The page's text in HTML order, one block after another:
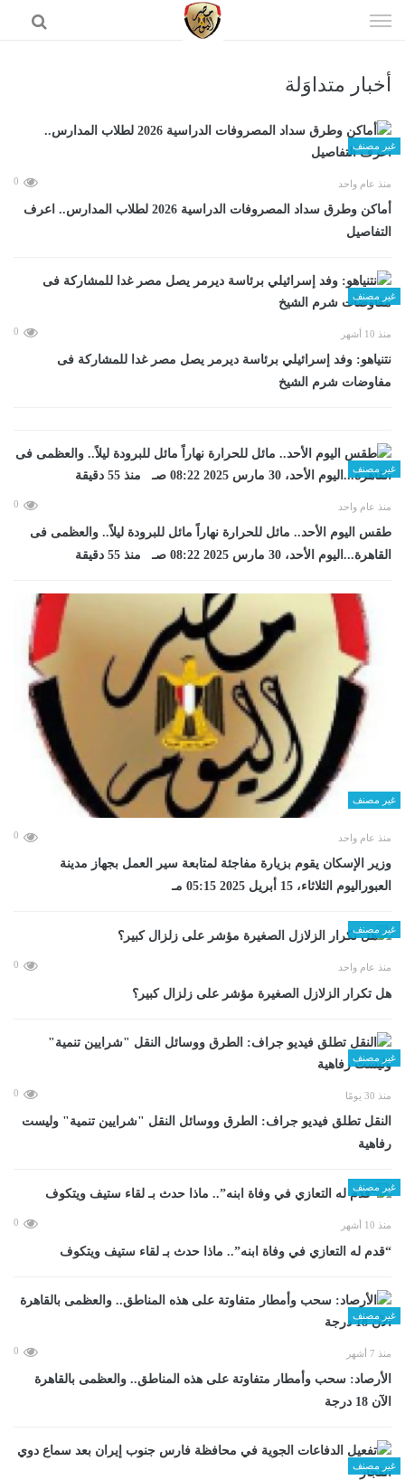
الى
أخبار متداوَلة
غير مصنف
منذ عام واحد 0
أماكن وطرق سداد المصروفات الدراسية 2026 لطلاب المدارس.. اعرف
التفاصيل
غير مصنف
منذ 10 أشهر 0
نتنياهو: وفد إسرائيلي برئاسة ديرمر يصل مصر غدا للمشاركة فى
مفاوضات شرم الشيخ
غير مصنف
منذ عام واحد 0
طقس اليوم الأحد.. مائل للحرارة نهاراً مائل للبرودة ليلاً.. والعظمى فى
القاهرة...اليوم الأحد، 30 مارس 2025 08:22 صـ منذ 55 دقيقة
غير مصنف
منذ عام واحد 0
وزير الإسكان يقوم بزيارة مفاجئة لمتابعة سير العمل بجهاز مدينة
العبوراليوم الثلاثاء، 15 أبريل 2025 05:15 مـ
غير مصنف
منذ عام واحد 0
هل تكرار الزلازل الصغيرة مؤشر على زلزال كبير؟
غير مصنف
منذ 30 يومًا 0
​النقل تطلق فيديو جراف: الطرق ووسائل النقل "شرايين تنمية" وليست
رفاهية
غير مصنف
منذ 10 أشهر 0
“قدم له التعازي في وفاة ابنه”.. ماذا حدث بـ لقاء ستيف ويتكوف
غير مصنف
منذ 7 أشهر 0
الأرصاد: سحب وأمطار متفاوتة على هذه المناطق.. والعظمى بالقاهرة
الآن 18 درجة
غير مصنف